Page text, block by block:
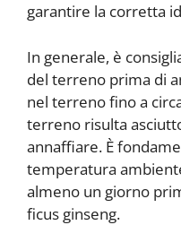
garantire la corretta
In generale, è
del terreno prima di
nel terreno fino a
terreno risulta
annaffiare. È
temperatura
almeno un giorno
ficus ginseng.